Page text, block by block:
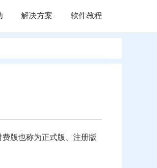
解决方案 软件教程
版也称为正式版、注册版